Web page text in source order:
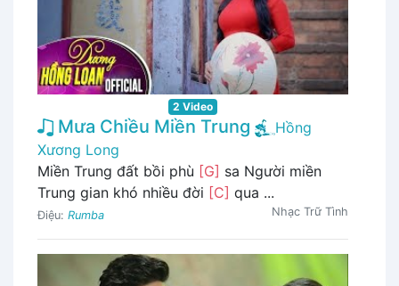
2 Video
Mưa Chiều Miền Trung
Hồng
Xương Long
Miền Trung đất bồi phù [G] sa Người miền
Trung gian khó nhiều đời [C] qua ...
Điệu: Rumba Nhạc Trữ Tình